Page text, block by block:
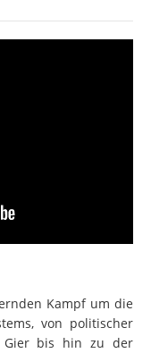
Kampf um die
von politischer
Gier bis hin zu der